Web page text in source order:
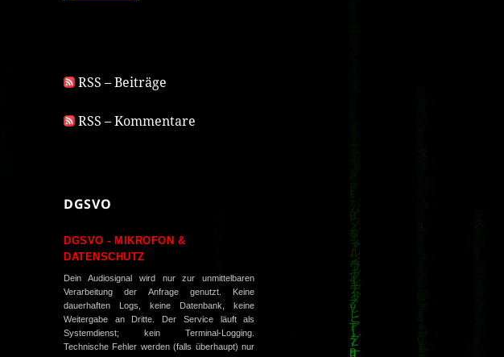
RSS – Beiträge
RSS – Kommentare
DGSVO
DGSVO - MIKROFON &
DATENSCHUTZ
Dein Audiosignal wird nur zur unmittelbaren
Verarbeitung der Anfrage genutzt. Keine
dauerhaften Logs, keine Datenbank, keine
Weitergabe an Dritte. Der Service läuft als
Systemdienst; kein Terminal-Logging.
Technische Fehler werden (falls überhaupt) nur